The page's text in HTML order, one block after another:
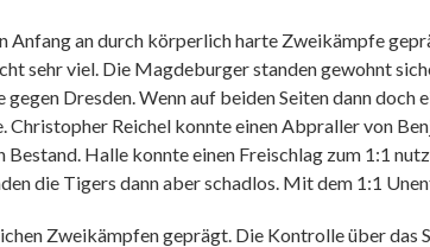
Anfang an durch körperlich harte Zweikämpfe
sehr viel. Die Magdeburger standen gewohnt
Dresden. Wenn auf beiden Seiten dann doch
Reichel konnte einen Abpraller von
Halle konnte einen Freischlag zum 1:1
die Tigers dann aber schadlos. Mit dem 1:1
Zweikämpfen geprägt. Die Kontrolle über das